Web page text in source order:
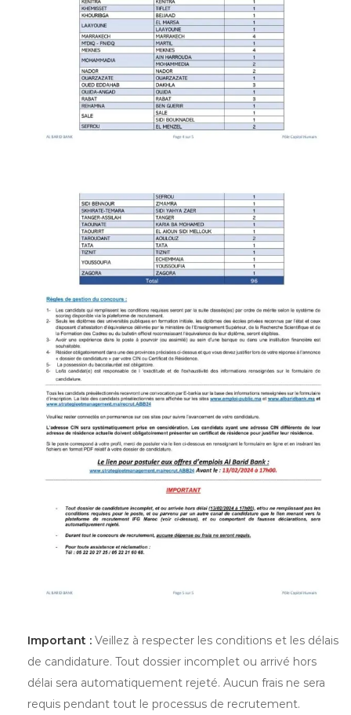
Important : Veillez à respecter les conditions et les délais
de candidature. Tout dossier incomplet ou arrivé hors
délai sera automatiquement rejeté. Aucun frais ne sera
requis pendant tout le processus de recrutement.